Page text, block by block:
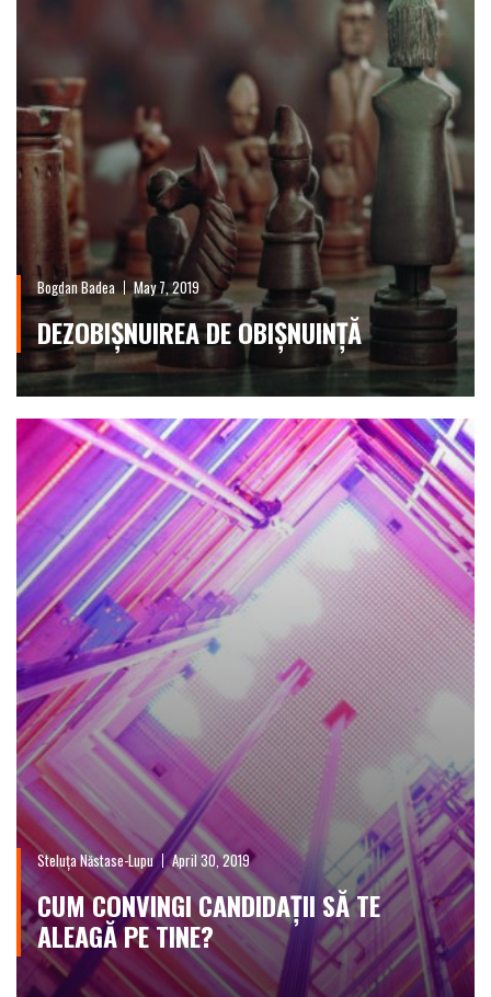
Bogdan Badea May 7, 2019
DEZOBIȘNUIREA DE OBIȘNUINȚĂ
Steluța Năstase-Lupu April 30, 2019
CUM CONVINGI CANDIDAȚII SĂ TE
ALEAGĂ PE TINE?